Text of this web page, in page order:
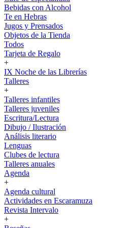
Bebidas con Alcohol
Te en Hebras
Jugos y Prensados
Objetos de la Tienda
Todos
Tarjeta de Regalo
+
IX Noche de las Librerías
Talleres
+
Talleres infantiles
Talleres juveniles
Escritura/Lectura
Dibujo / Ilustración
Análisis literario
Lenguas
Clubes de lectura
Talleres anuales
Agenda
+
Agenda cultural
Actividades en Escaramuza
Revista Intervalo
+